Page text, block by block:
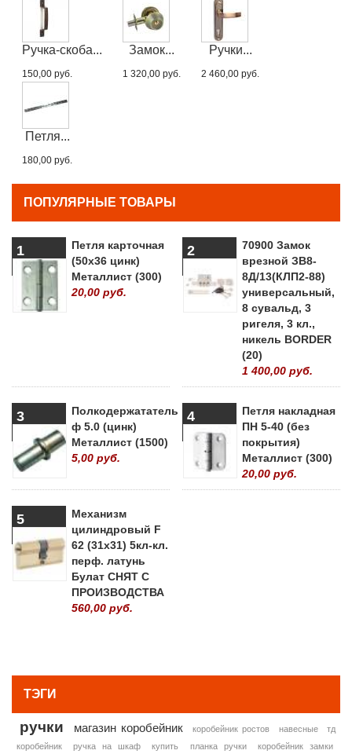
Ручка-скоба...
150,00 руб.
Замок...
1 320,00 руб.
Ручки...
2 460,00 руб.
Петля...
180,00 руб.
ПОПУЛЯРНЫЕ ТОВАРЫ
1
Петля карточная
(50х36 цинк)
Металлист (300)
20,00 руб.
2
70900 Замок
врезной ЗВ8-
8Д/13(КЛП2-88)
универсальный,
8 сувальд, 3
ригеля, 3 кл.,
никель BORDER
(20)
1 400,00 руб.
3
Полкодержататель
ф 5.0 (цинк)
Металлист (1500)
5,00 руб.
4
Петля накладная
ПН 5-40 (без
покрытия)
Металлист (300)
20,00 руб.
5
Механизм
цилиндровый F
62 (31х31) 5кл-кл.
перф. латунь
Булат СНЯТ С
ПРОИЗВОДСТВА
560,00 руб.
ТЭГИ
ручки магазин коробейник коробейник ростов навесные
тд
коробейник
ручка на шкаф купить планка ручки
коробейник замки